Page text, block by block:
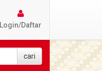
Login/Daftar